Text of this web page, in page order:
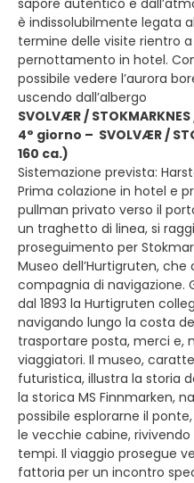
sapore autentico e
è indissolubilmente legata
termine delle visite rientro
pernottamento in hotel.
possibile vedere l’aurora
uscendo dall’albergo
SVOLVÆR / STOKMARKNES
4° giorno – SVOLVÆR /
160 ca.)
Sistemazione prevista:
Prima colazione in hotel e
pullman privato verso il
un traghetto di linea, si
proseguimento per
Museo dell’Hurtigruten,
compagnia di navigazione.
dal 1893 la Hurtigruten
navigando lungo la costa
trasportare posta, merci e,
viaggiatori. Il museo,
futuristica, illustra la storia
la storica MS Finnmarken,
possibile esplorarne il
le vecchie cabine, rivivendo
tempi. Il viaggio prosegue
fattoria per un incontro